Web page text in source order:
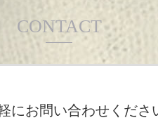
CONTACT
にお問い合わせくださ